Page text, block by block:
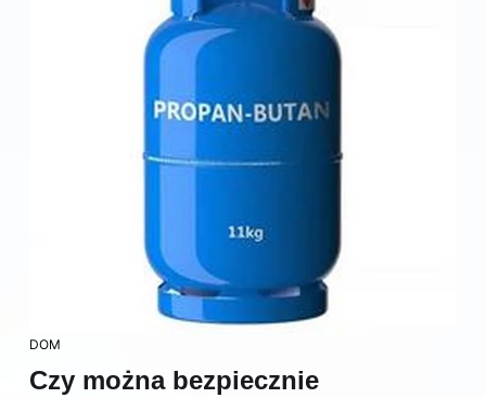
DOM
Czy można bezpiecznie